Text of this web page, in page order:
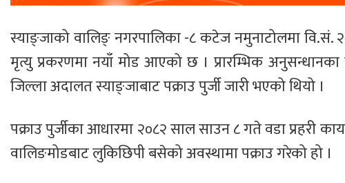
स्याङ्जाको वालिङ् नगरपालिका -८ कटेज नमुनाटोलमा
मृत्यु प्रकरणमा नयाँ मोड आएको छ । प्रारम्भिक अनुसन्धानका
जिल्ला अदालत स्याङ्जाबाट पक्राउ पुर्जी जारी भएको थियो ।
पक्राउ पुर्जीका आधारमा २०८२ साल साउन ८ गते वडा प्रहरी
वालिङमोडबाट लुकिछिपी बसेको अवस्थामा पक्राउ गरेको हो ।